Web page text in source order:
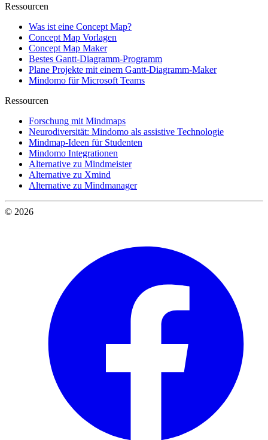
Ressourcen
Was ist eine Concept Map?
Concept Map Vorlagen
Concept Map Maker
Bestes Gantt-Diagramm-Programm
Plane Projekte mit einem Gantt-Diagramm-Maker
Mindomo für Microsoft Teams
Ressourcen
Forschung mit Mindmaps
Neurodiversität: Mindomo als assistive Technologie
Mindmap-Ideen für Studenten
Mindomo Integrationen
Alternative zu Mindmeister
Alternative zu Xmind
Alternative zu Mindmanager
© 2026